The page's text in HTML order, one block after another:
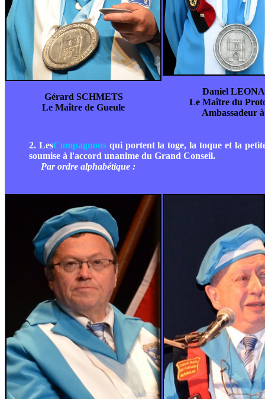
Gérard SCHMETS
Le Maître de Gueule
Daniel
Le Maître du
Ambassadeur
2. LesCompagnons qui portent la toge, la toque et la
soumise à l'accord unanime du Grand Conseil.
Par ordre alphabétique :